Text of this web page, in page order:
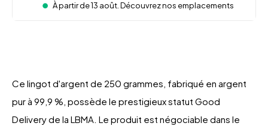
À partir de 13 août. Découvrez nos emplacements
Ce lingot d'argent de 250 grammes, fabriqué en argent
pur à 99,9 %, possède le prestigieux statut Good
Delivery de la LBMA. Le produit est négociable dans le